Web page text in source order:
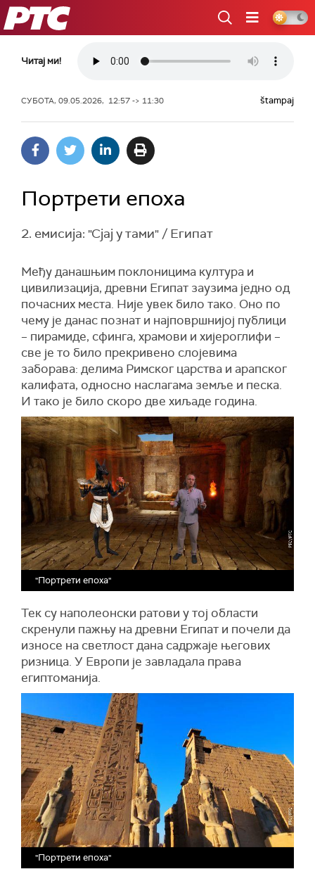
РТС
Читај ми!
СУБОТА, 09.05.2026, 12:57 -> 11:30 štampaj
Портрети епоха
2. емисија: "Сјај у тами" / Египат
Међу данашњим поклоницима култура и
цивилизација, древни Египат заузима једно од
почасних места. Није увек било тако. Оно по
чему је данас познат и најповршнијој публици
– пирамиде, сфинга, храмови и хијероглифи –
све је то било прекривено слојевима
заборава: делима Римског царства и арапског
калифата, односно наслагама земље и песка.
И тако је било скоро две хиљаде година.
"Портрети епоха"
Тек су наполеонски ратови у тој области
скренули пажњу на древни Египат и почели да
износе на светлост дана садржаје његових
ризница. У Европи је завладала права
египтоманија.
"Портрети епоха"